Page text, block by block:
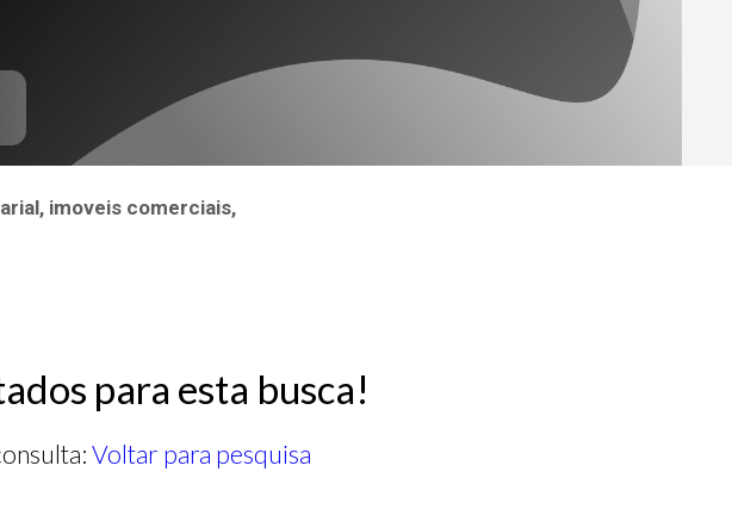
imoveis comerciais,
para esta busca!
Voltar para pesquisa